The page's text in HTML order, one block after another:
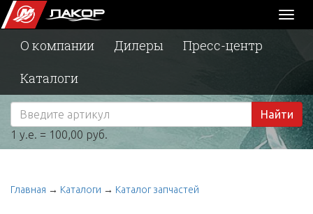
О компании Дилеры
Пресс-центр
Каталоги
Найти
1 у.е. = 100,00 руб.
Главная → Каталоги → Каталог запчастей